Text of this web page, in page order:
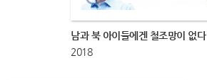
남과 북 아이들에겐 철조망이 없다
2018